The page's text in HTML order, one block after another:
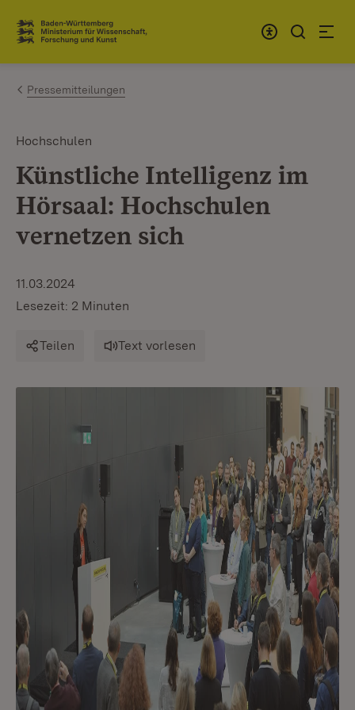
Zum Inhalt springen
Link zur Startseite
Pressemitteilungen
Hochschulen
Künstliche Intelligenz im
Hörsaal: Hochschulen
vernetzen sich
11.03.2024
Lesezeit: 2 Minuten
Teilen Text vorlesen